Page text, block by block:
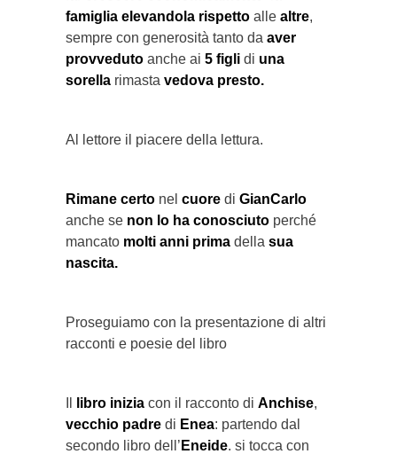
famiglia elevandola rispetto alle altre,
sempre con generosità tanto da aver
provveduto anche ai 5 figli di una
sorella rimasta vedova presto.
Al lettore il piacere della lettura.
Rimane certo nel cuore di GianCarlo
anche se non lo ha conosciuto perché
mancato molti anni prima della sua
nascita.
Proseguiamo con la presentazione di altri
racconti e poesie del libro
libro inizia con il racconto di Anchise,
vecchio padre di Enea: partendo dal
secondo libro dell’ Eneide. si tocca con